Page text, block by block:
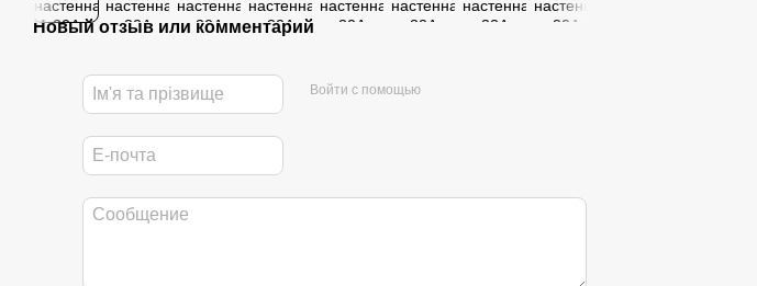
Новый отзыв или комментарий
Войти с помощью